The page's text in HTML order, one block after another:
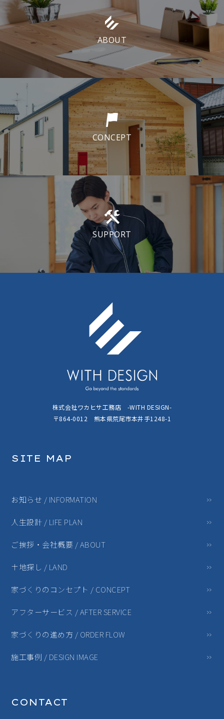
ABOUT
CONCEPT
SUPPORT
株式会社ワカヒサ工務店 -WITH DESIGN-
〒864-0012 熊本県荒尾市本井手1248-1
SITE MAP
お知らせ / INFORMATION
人生設計 / LIFE PLAN
ご挨拶・会社概要 / ABOUT
土地探し / LAND
家づくりのコンセプト / CONCEPT
アフターサービス / AFTER SERVICE
家づくりの進め方 / ORDER FLOW
施工事例 / DESIGN IMAGE
CONTACT